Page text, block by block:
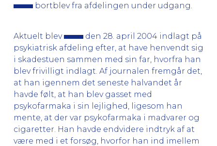
bortblev fra afdelingen under udgang.
Aktuelt blev
den 28. april 2004 indlagt på
psykiatrisk afdeling efter, at have henvendt sig
i skadestuen sammen med sin far, hvorfra han
blev frivilligt indlagt. Af journalen fremgår det,
at han igennem det seneste halvandet år
havde følt, at han blev gasset med
psykofarmaka i sin lejlighed, ligesom han
mente, at der var psykofarmaka i madvarer og
cigaretter. Han havde endvidere indtryk af at
være med i et forsøg, hvorfor han ind imellem